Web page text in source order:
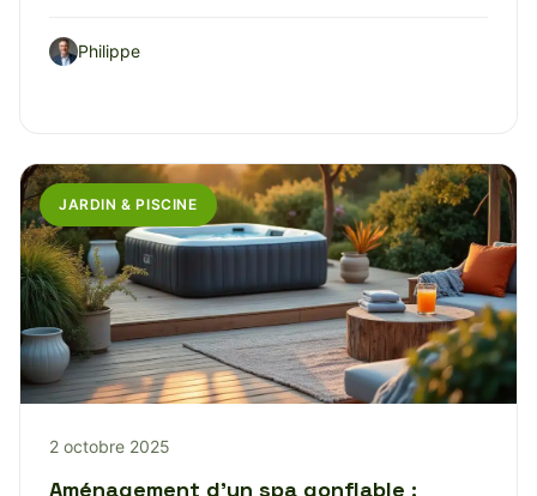
Philippe
JARDIN & PISCINE
2 octobre 2025
Aménagement d’un spa gonflable :